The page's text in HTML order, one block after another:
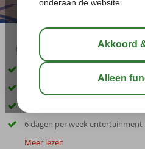
03:45 aug 32°C
Luxe 5* hotelcomplex
Nagenoeg aan het strand
6 dagen per week entertainment
Meer lezen